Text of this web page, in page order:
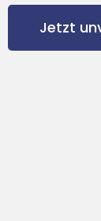
Jetzt